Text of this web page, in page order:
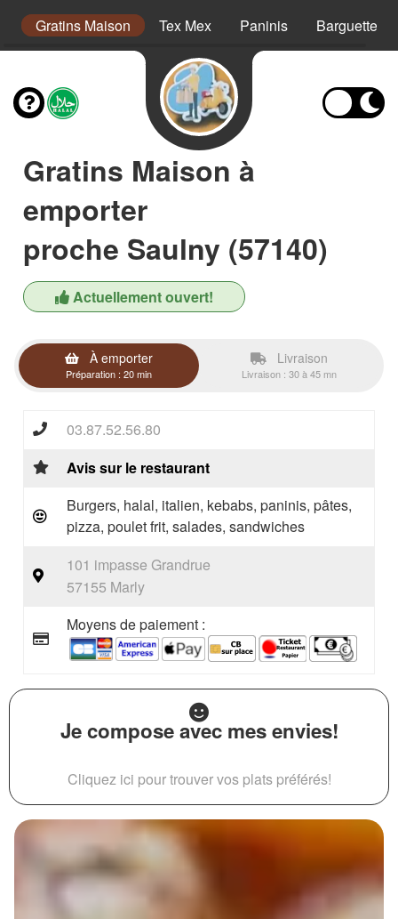
Gratins Maison Tex Mex Paninis Barguettes
Gratins Maison à
emporter
proche Saulny (57140)
Actuellement ouvert!
À emporter
Préparation : 20 min
Livraison
Livraison : 30 à 45 mn
03.87.52.56.80
Avis sur le restaurant
Burgers, halal, italien, kebabs, paninis, pâtes,
pizza, poulet frit, salades, sandwiches
101 impasse Grandrue
57155 Marly
Moyens de paiement :
Je compose avec mes envies!
Cliquez ici pour trouver vos plats préférés!